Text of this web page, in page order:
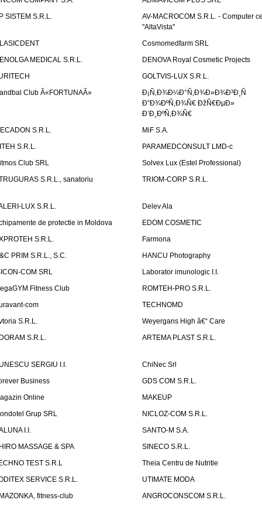
SISTEM S.R.L.
AV-MACROCOM S.R.L. - Computer
"AltaVista"
Cosmomedfarm SRL
MEDICAL S.R.L.
DENOVA Royal Cosmetic Projects
GOLTVIS-LUX S.R.L.
Club Â«FORTUNAÂ»
Ð¡Ñ‚Ð¾Ð¼Ð°Ñ‚Ð¾Ð»Ð¾Ð³Ð¸Ñ
Ð”Ð¾ÐºÑ‚Ð¾Ñ€ ÐžÑ€ÐµÐ»
Ð’Ð¸ÐºÑ‚Ð¾Ñ€
S.R.L.
MiF S.A.
S.R.L.
PARAMEDCONSULT LMD-c
Club SRL
Solvex Lux (Estel Professional)
S.R.L., sanatoriu
TRIOM-CORP S.R.L.
LUX S.R.L.
Delev Ala
de protectie in Moldova
EDOM COSMETIC
S.R.L.
Farmona
PRIM S.R.L., S.C.
HANCU Photography
COM SRL
Laborator imunologic I.I.
Fitness Club
ROMTEH-PRO S.R.L.
com
TECHNOMD
S.R.L.
Weyergans High â€“ Care
S.R.L.
ARTEMA PLAST S.R.L.
SERGIU I.I.
ChiNec Srl
Business
GDS COM S.R.L.
Online
MAKEUP
Grup SRL
NICLOZ-COM S.R.L.
I.I.
SANTO-M S.A.
MASSAGE & SPA
SINECO S.R.L.
TEST S.R.L
Theia Centru de Nutritie
SERVICE S.R.L.
UTIMATE MODA
fitness-club
ANGROCONSCOM S.R.L.